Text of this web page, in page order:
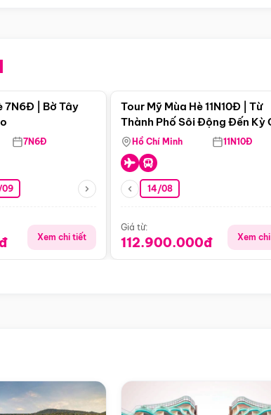
7N6Đ | Bờ Tây
7N6Đ
09
Xem chi tiết
Tour Mỹ Mùa Hè 11N10Đ | Từ
Thành Phố Sôi Động Đến Kỳ
Thiên Nhiên Mỹ
Hồ Chí Minh 11N10Đ
14/08
Giá từ:
112.900.000đ Xem